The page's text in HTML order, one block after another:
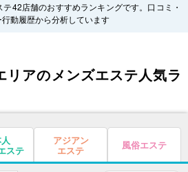
42店舗のおすすめランキングです。口コミ・
動履歴から分析しています
リアのメンズエステ人気ラ
ステ
アジアン
エステ 風俗エステ